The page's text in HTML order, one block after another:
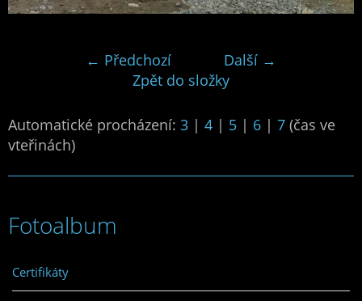
← Předchozí
Další →
Zpět do složky
Automatické procházení: 3 | 4 | 5 | 6 | 7 (čas ve
vteřinách)
Fotoalbum
Certifikáty